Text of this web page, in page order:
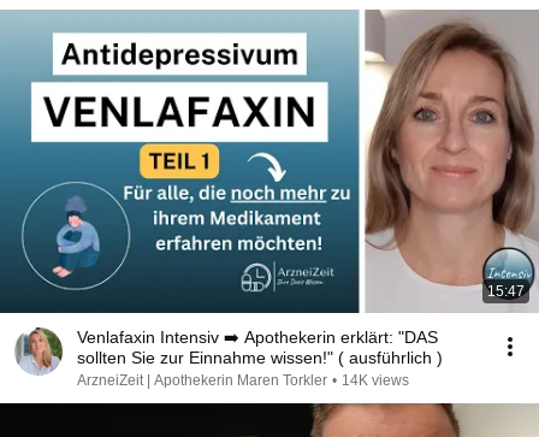
15:47
Venlafaxin Intensiv ➡️ Apothekerin erklärt: "DAS
sollten Sie zur Einnahme wissen!" ( ausführlich )
ArzneiZeit | Apothekerin Maren Torkler • 14K views